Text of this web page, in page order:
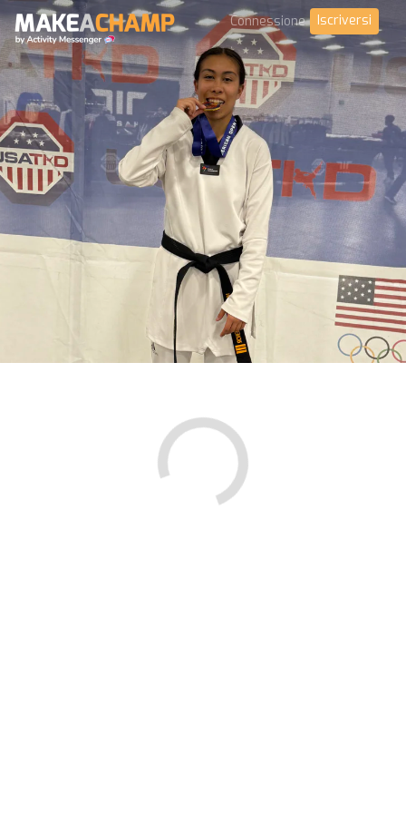
Connessione Iscriversi